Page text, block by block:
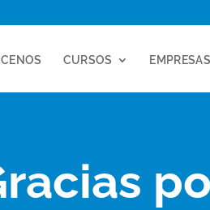
CURSOS EMPRESAS